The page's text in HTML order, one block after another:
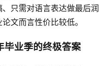
只需对语言表达做最后润
文而言性价比较低。
毕业季的终极答案